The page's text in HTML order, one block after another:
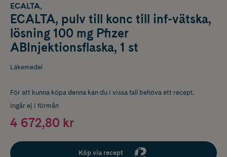
ECALTA,
ECALTA, pulv till konc till inf-vätska,
lösning 100 mg Pfizer
ABInjektionsflaska, 1 st
Läkemedel
För att kunna köpa denna kan du i vissa fall behöva ett recept.
Ingår ej i förmån
4 672,80 kr
Köp via recept